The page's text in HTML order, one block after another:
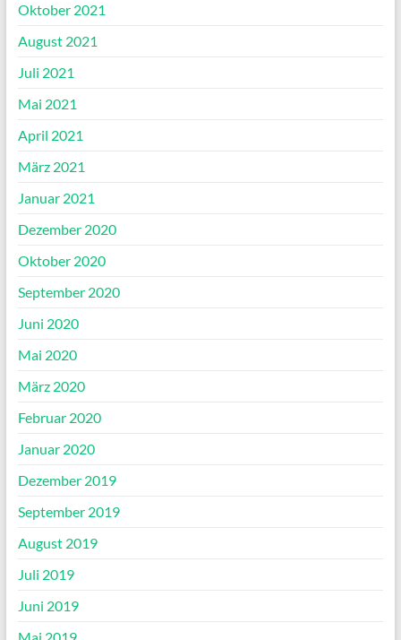
Oktober 2021
August 2021
Juli 2021
Mai 2021
April 2021
März 2021
Januar 2021
Dezember 2020
Oktober 2020
September 2020
Juni 2020
Mai 2020
März 2020
Februar 2020
Januar 2020
Dezember 2019
September 2019
August 2019
Juli 2019
Juni 2019